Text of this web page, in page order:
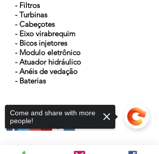
- Filtros
- Turbinas
- Cabeçotes
- Eixo virabrequim
- Bicos injetores
- Modulo eletrônico
- Atuador hidráulico
- Anéis de vedação
- Baterias
Come and share with more
people!